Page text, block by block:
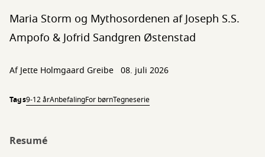
Maria Storm og Mythosordenen af Joseph S.S.
Ampofo & Jofrid Sandgren Østenstad
AfJette Holmgaard Greibe 08. juli 2026
Tags9-12 årAnbefalingFor børnTegneserie
Resumé